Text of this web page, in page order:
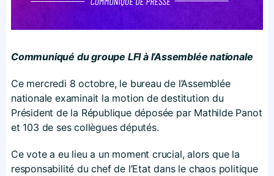
Communiqué du groupe LFI à l’Assemblée nationale
Ce mercredi 8 octobre, le bureau de l’Assemblée
nationale examinait la motion de destitution du
Président de la République déposée par Mathilde Panot
et 103 de ses collègues députés.
Ce vote a eu lieu a un moment crucial, alors que la
responsabilité du chef de l’Etat dans le chaos politique